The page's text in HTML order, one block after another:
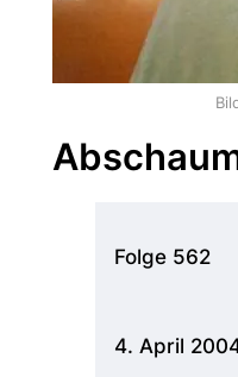
Folge 562
4. April